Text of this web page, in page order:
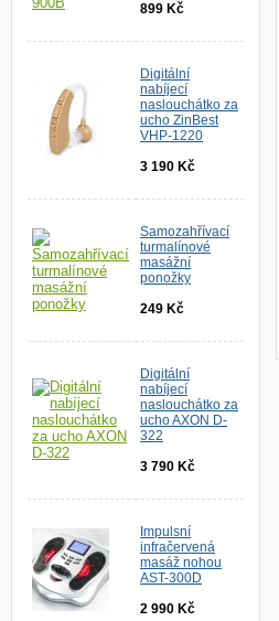
899 Kč
Digitální
nabíjecí
naslouchátko za
ucho ZinBest
VHP-1220
3 190 Kč
Samozahřívací
turmalínové
masážní
ponožky
249 Kč
Digitální
nabíjecí
naslouchátko za
ucho AXON D-
322
3 790 Kč
Impulsní
infračervená
masáž nohou
AST-300D
2 990 Kč